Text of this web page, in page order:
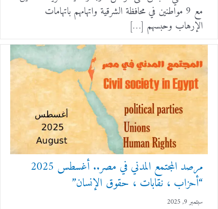
مع 9 مواطنين في محافظة الشرقية واتهامهم باتهامات
الإرهاب وحبسهم […]
مرصد المجتمع المدني في مصر.. أغسطس 2025
“أحزاب ، نقابات ، حقوق الإنسان”
سبتمبر 9, 2025